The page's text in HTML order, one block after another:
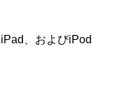
、およびiPod